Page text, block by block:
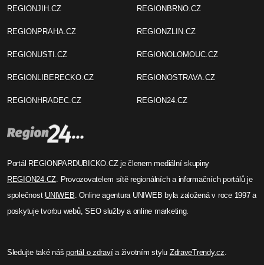
REGIONJIH.CZ
REGIONPRAHA.CZ
REGIONUSTI.CZ
REGIONLIBERECKO.CZ
REGIONHRADEC.CZ
REGIONBRNO.CZ
REGIONZLIN.CZ
REGIONOLOMOUC.CZ
REGIONOSTRAVA.CZ
REGION24.CZ
Portál REGIONPARDUBICKO.CZ je členem mediální skupiny
REGION24.CZ . Provozovatelem sítě regionálních a informačních portálů je
společnost UNIWEB . Online agentura UNIWEB byla založená v roce 1997 a
poskytuje tvorbu webů, SEO služby a online marketing.
Sledujte také nášportál o zdravía životním stylu ZdraveTrendy.cz